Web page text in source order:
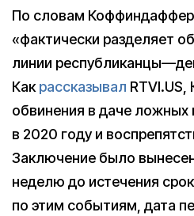
По словам
«фактически разделяет
линии
Какрассказывал
обвинения в даче ложных
в 2020 году и
Заключение было
неделю до истечения
по этим событиям, дата